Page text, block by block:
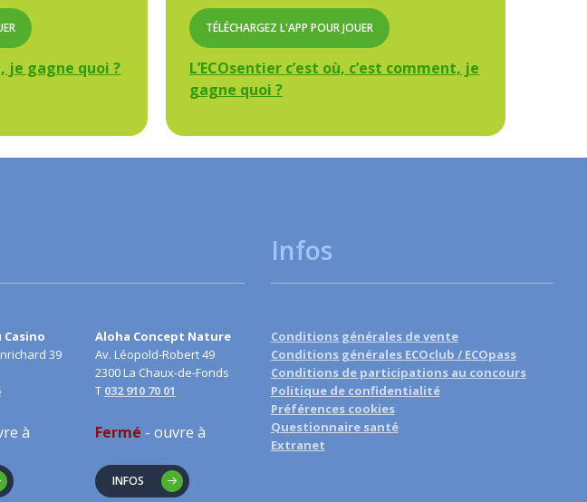
je gagne quoi ?
TÉLÉCHARGEZ L'APP POUR JOUER
L’ECOsentier c’est où, c’est comment, je
gagne quoi ?
Casino
39
à
Aloha Concept Nature
Av. Léopold-Robert 49
2300 La Chaux-de-Fonds
T 032 910 70 01
Fermé - ouvre à
INFOS
Infos
Conditions générales de vente
Conditions générales ECOclub / ECOpass
Conditions de participations au concours
Politique de confidentialité
Préférences cookies
Questionnaire santé
Extranet